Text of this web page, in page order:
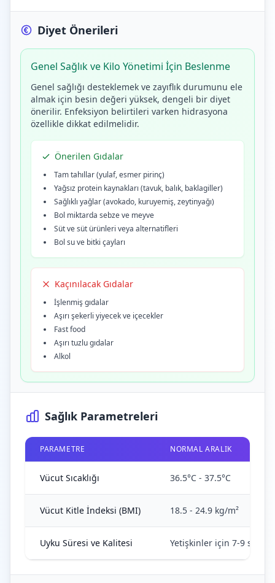
Diyet Önerileri
Genel Sağlık ve Kilo Yönetimi İçin Beslenme
Genel sağlığı desteklemek ve zayıflık durumunu ele
almak için besin değeri yüksek, dengeli bir diyet
önerilir. Enfeksiyon belirtileri varken hidrasyona
özellikle dikkat edilmelidir.
Önerilen Gıdalar
Tam tahıllar (yulaf, esmer pirinç)
Yağsız protein kaynakları (tavuk, balık, baklagiller)
Sağlıklı yağlar (avokado, kuruyemiş, zeytinyağı)
Bol miktarda sebze ve meyve
Süt ve süt ürünleri veya alternatifleri
Bol su ve bitki çayları
Kaçınılacak Gıdalar
İşlenmiş gıdalar
Aşırı şekerli yiyecek ve içecekler
Fast food
Aşırı tuzlu gıdalar
Alkol
Sağlık Parametreleri
PARAMETRE NORMAL ARALIK
Vücut Sıcaklığı 36.5°C - 37.5°C
Vücut Kitle İndeksi (BMI) 18.5 - 24.9 kg/m²
Uyku Süresi ve Kalitesi Yetişkinler için 7-9 saat